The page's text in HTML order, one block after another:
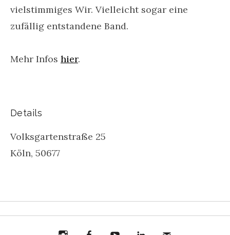
vielstimmiges Wir. Vielleicht sogar eine
zufällig entstandene Band.
Mehr Infos hier.
Details
Volksgartenstraße 25
Köln, 50677